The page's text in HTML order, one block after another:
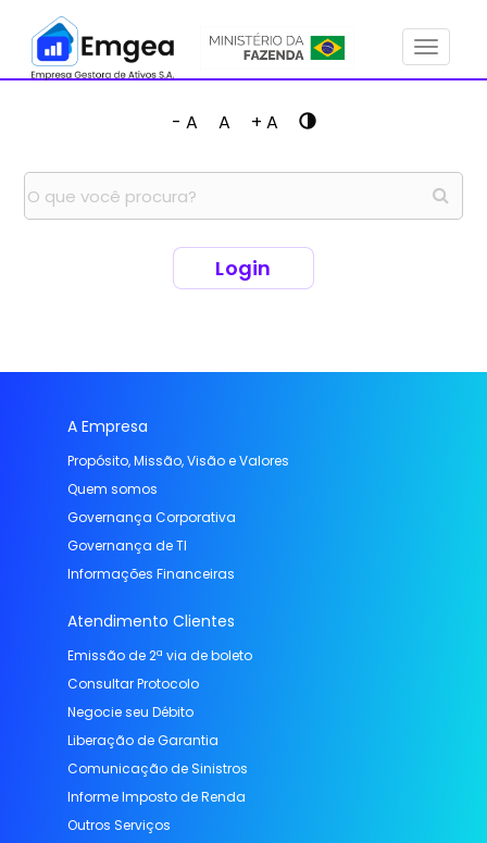
Menu
- A A + A
Login
A Empresa
Propósito, Missão, Visão e Valores
Quem somos
Governança Corporativa
Governança de TI
Informações Financeiras
Atendimento Clientes
Emissão de 2ª via de boleto
Consultar Protocolo
Negocie seu Débito
Liberação de Garantia
Comunicação de Sinistros
Informe Imposto de Renda
Outros Serviços